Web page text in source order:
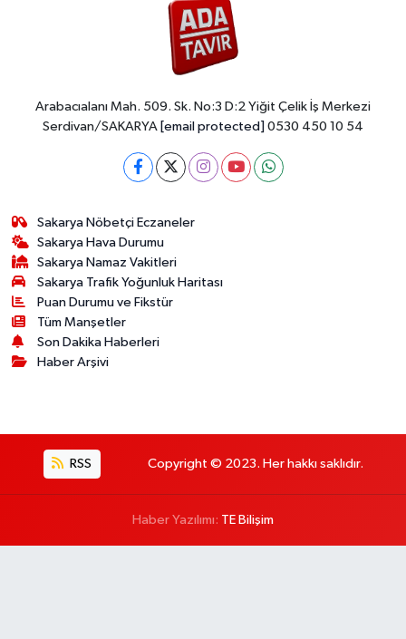
Arabacıalanı Mah. 509. Sk. No:3 D:2 Yiğit Çelik İş Merkezi
Serdivan/SAKARYA [email protected] 0530 450 10 54
Sakarya Nöbetçi Eczaneler
Sakarya Hava Durumu
Sakarya Namaz Vakitleri
Sakarya Trafik Yoğunluk Haritası
Puan Durumu ve Fikstür
Tüm Manşetler
Son Dakika Haberleri
Haber Arşivi
RSS Copyright © 2023. Her hakkı saklıdır.
Haber Yazılımı: TE Bilişim